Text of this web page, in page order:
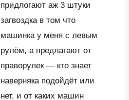
придлогают аж 3 штуки
загвоздка в том что
машинка у меня с левым
рулём, а предлагают от
праворулек — кто знает
наверняка подойдёт или
нет, и от каких машин